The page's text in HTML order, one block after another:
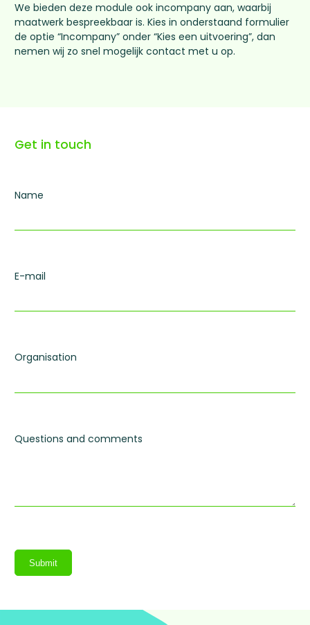
We bieden deze module ook incompany aan, waarbij
maatwerk bespreekbaar is. Kies in onderstaand formulier
de optie “Incompany” onder “Kies een uitvoering”, dan
nemen wij zo snel mogelijk contact met u op.
Get in touch
Name
E-mail
Organisation
Questions and comments
Submit